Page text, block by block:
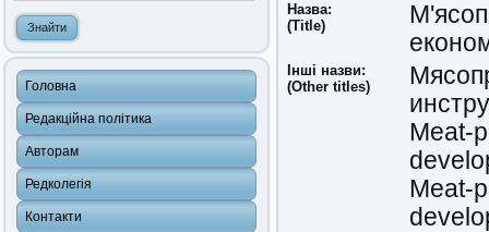
Головна
Редакційна політика
Авторам
Редколегія
Контакти
Назва:
(Title)
Інші назви:
(Other titles)
Meat-
Meat-